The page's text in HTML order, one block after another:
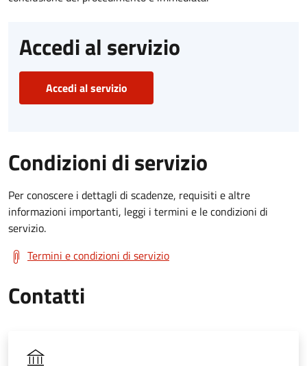
Accedi al servizio
Accedi al servizio
Condizioni di servizio
Per conoscere i dettagli di scadenze, requisiti e altre
informazioni importanti, leggi i termini e le condizioni di
servizio.
Termini e condizioni di servizio
Contatti